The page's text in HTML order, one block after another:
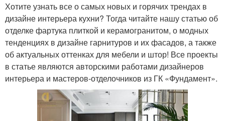
Хотите узнать все о самых новых и горячих трендах в
дизайне интерьера кухни? Тогда читайте нашу статью об
отделке фартука плиткой и керамогранитом, о модных
тенденциях в дизайне гарнитуров и их фасадов, а также
об актуальных оттенках для мебели и штор! Все проекты
в статье являются авторскими работами дизайнеров
интерьера и мастеров-отделочников из ГК «Фундамент».